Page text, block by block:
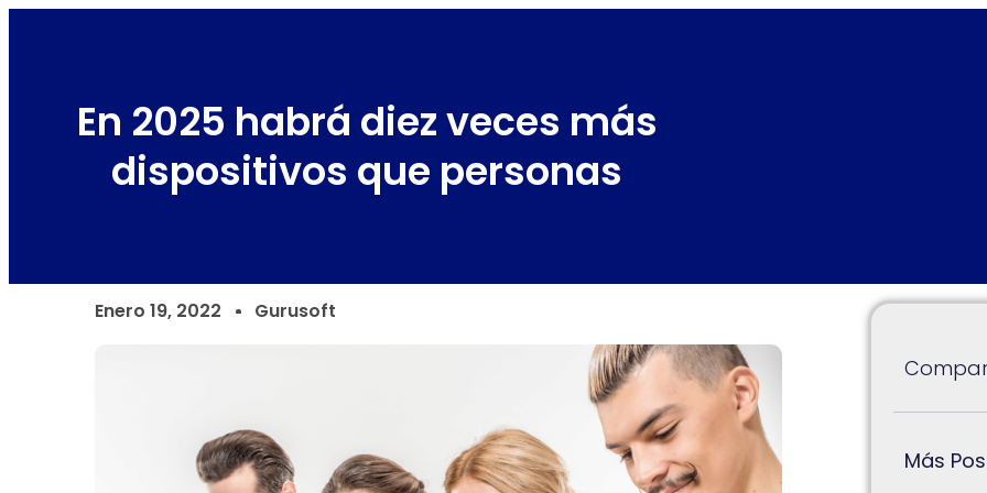
En 2025 habrá diez veces más
dispositivos que personas
Enero 19, 2022 Gurusoft
Más